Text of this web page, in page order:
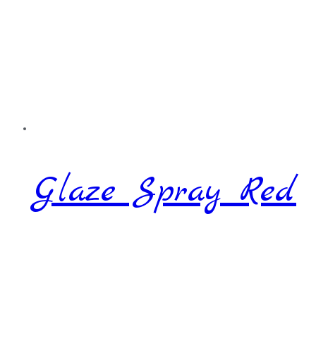
Glaze Spray Red